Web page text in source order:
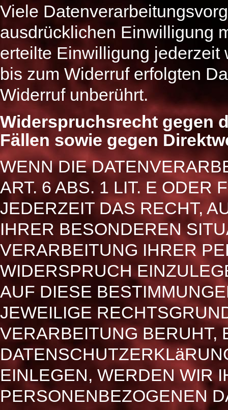
Viele
ausdrücklichen Einwilligung
erteilte Einwilligung
bis zum Widerruf erfolgten
Widerruf unberührt.
Widerspruchsrecht gegen
Fällen sowie gegen
WENN DIE
ART. 6 ABS. 1 LIT. E ODER
JEDERZEIT DAS RECHT,
IHRER BESONDEREN
VERARBEITUNG IHRER
WIDERSPRUCH
AUF DIESE
JEWEILIGE
VERARBEITUNG BERUHT,
EINLEGEN, WERDEN WIR
PERSONENBEZOGENEN